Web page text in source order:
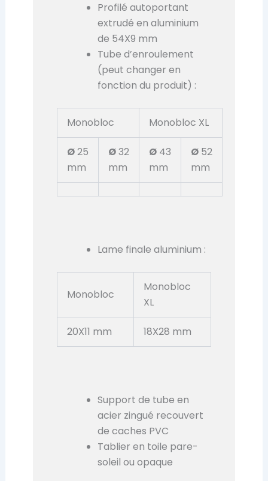
Profilé autoportant
extrudé en aluminium
de 54X9 mm
Tube d’enroulement
(peut changer en
fonction du produit) :
Monobloc Monobloc XL
Ø25
mm
Ø32
mm
Ø43
mm
Ø52
mm
Lame finale aluminium :
Monobloc
Monobloc
XL
20X11 mm 18X28 mm
Support de tube en
acier zingué recouvert
de caches PVC
Tablier en toile pare-
soleil ou opaque